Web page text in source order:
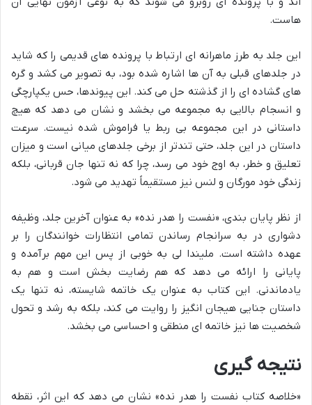
هاست.
این جلد به طرز ماهرانه ای ارتباط با پرونده های قدیمی را که شاید
در جلدهای قبلی به آن ها اشاره شده بود، به تصویر می کشد و گره
های گشاده ای را از گذشته حل می کند. این پیوندها، حس یکپارچگی
و انسجام بالایی به مجموعه می بخشد و نشان می دهد که هیچ
داستانی در این مجموعه بی ربط یا فراموش شده نیست. سرعت
داستان در این جلد، حتی تندتر از برخی جلدهای میانی است و میزان
تعلیق و خطر، به اوج خود می رسد، چرا که نه تنها جان قربانی، بلکه
زندگی خود مورگان و لنس نیز مستقیماً تهدید می شود.
از نظر پایان بندی، «نفست را هدر نده» به عنوان آخرین جلد، وظیفه
دشواری در به سرانجام رساندن تمامی انتظارات خوانندگان را بر
عهده داشته است. ملیندا لی به خوبی از پس این مهم برآمده و
پایانی را ارائه می دهد که هم رضایت بخش است و هم به
یادماندنی. این کتاب به عنوان یک خاتمه شایسته، نه تنها یک
داستان جنایی هیجان انگیز را روایت می کند، بلکه به رشد و تحول
شخصیت ها نیز خاتمه ای منطقی و احساسی می بخشد.
نتیجه گیری
«خلاصه کتاب نفست را هدر نده» نشان می دهد که این اثر، نقطه